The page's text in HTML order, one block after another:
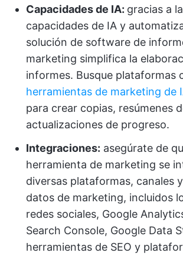
Capacidades de IA: gracias a
capacidades de IA y
solución de software de
marketing simplifica la
informes. Busque plataformas
herramientas de marketing de
para crear copias, resúmenes
actualizaciones de progreso.
Integraciones: asegúrate de
herramienta de marketing se
diversas plataformas, canales
datos de marketing, incluidos
redes sociales, Google
Search Console, Google Data
herramientas de SEO y